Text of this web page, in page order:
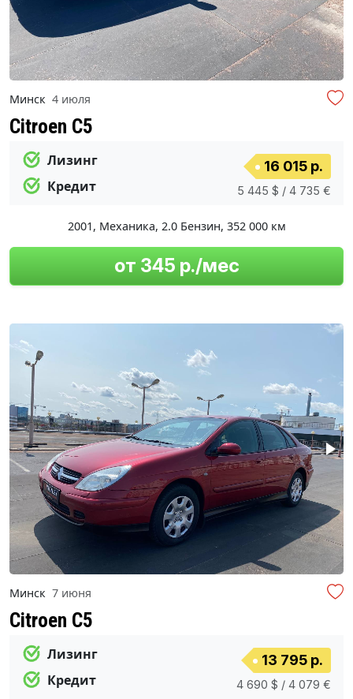
Минск 4 июля
Citroen C5
Лизинг
Кредит
16 015 р.
5 445 $ / 4 735 €
2001, Механика, 2.0 Бензин, 352 000 км
от 345 р./мес
Минск 7 июня
Citroen C5
Лизинг
Кредит
13 795 р.
4 690 $ / 4 079 €